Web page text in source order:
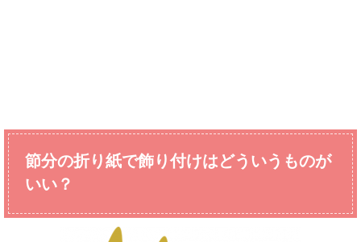
節分の折り紙で飾り付けはどういうものが
いい？